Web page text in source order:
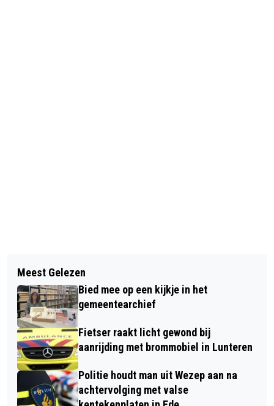
LEGERVLIEGTUIG MET
GEREPATRIEERDE NEDERLANDERS UIT
ISRAËL GELAND
GEMEENTE BARNEVELD PRESENTEERT
PROGRAMMABEGROTING
Meest Gelezen
Bied mee op een kijkje in het
gemeentearchief
Fietser raakt licht gewond bij
aanrijding met brommobiel in Lunteren
Politie houdt man uit Wezep aan na
achtervolging met valse